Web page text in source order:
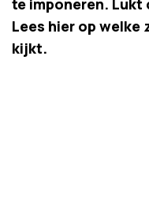
te imponeren. Lukt
Lees hier op
kijkt.